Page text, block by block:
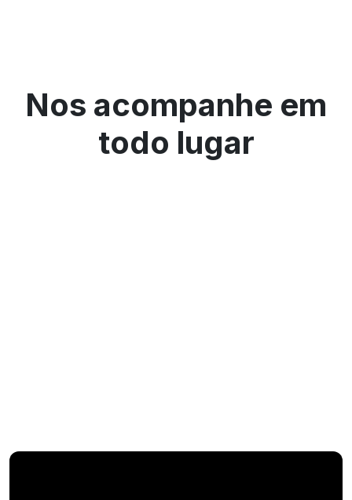
Nos acompanhe em
todo lugar